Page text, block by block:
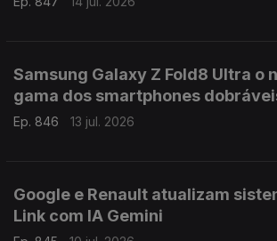
Samsung Galaxy Z Fold8 Ultra o
gama dos smartphones
Ep. 846 13 jul. 2026
Google e Renault atualizam
Link com IA Gemini